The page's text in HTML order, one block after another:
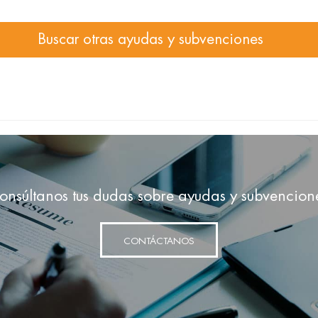
Buscar otras ayudas y subvenciones
tus dudas sobre ayudas y
CONTÁCTANOS